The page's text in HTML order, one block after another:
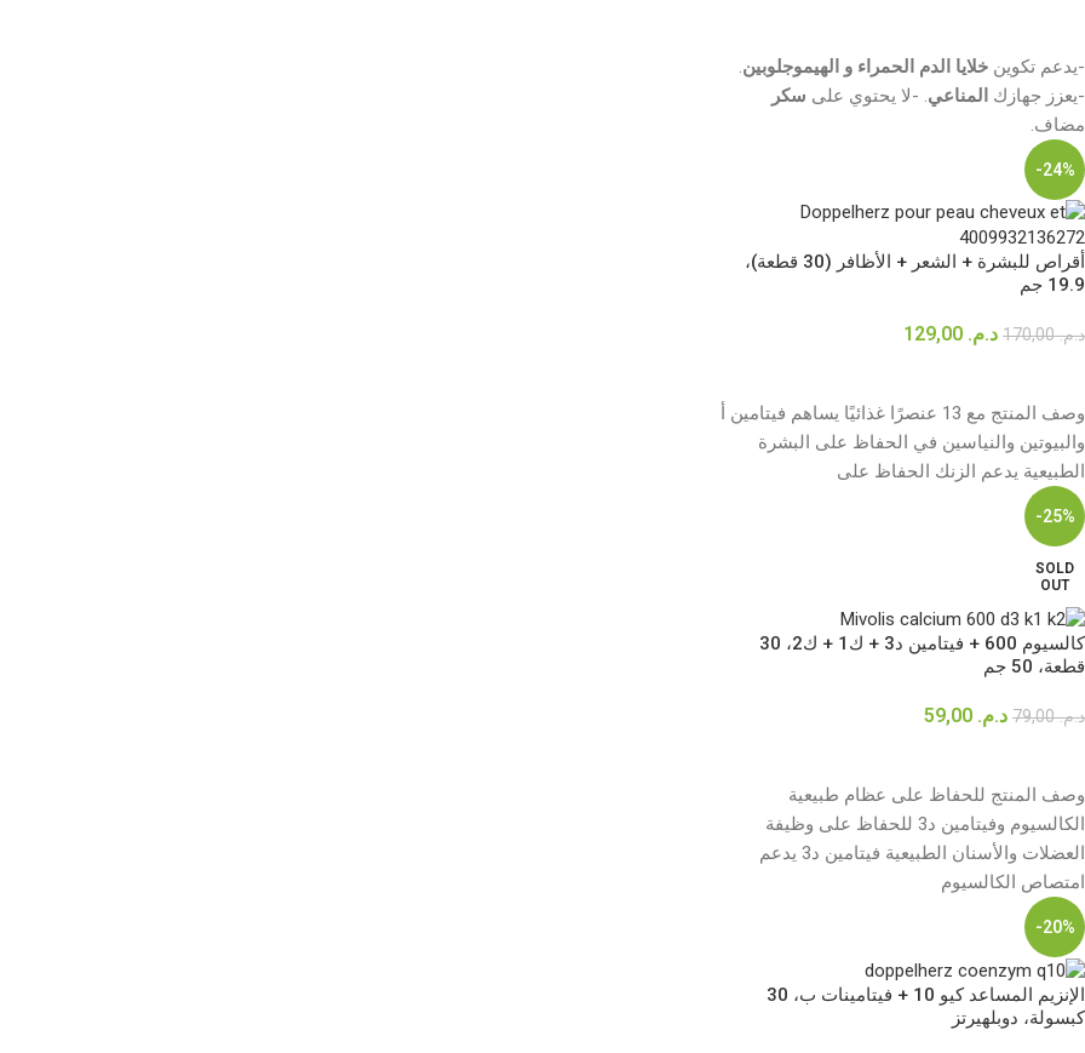
-يدعم تكوين خلايا الدم الحمراء و الهيموجلوبين
-يعزز جهازك المناعي . -لا يحتوي على سكر
مضاف.
-24%
أقراص للبشرة + الشعر + الأظافر (30 قطعة)،
19.9 جم
د.م.170,00 د.م.
وصف المنتج مع 13 عنصرًا غذائيًا يساهم فيتامين أ
والبيوتين والنياسين في الحفاظ على البشرة
الطبيعية يدعم الزنك الحفاظ على
-25%
SOLD
OUT
كالسيوم 600 + فيتامين د3 + ك1 + ك2، 30
قطعة، 50 جم
د.م.79,00 د.م.
وصف المنتج للحفاظ على عظام طبيعية
الكالسيوم وفيتامين د3 للحفاظ على وظيفة
العضلات والأسنان الطبيعية فيتامين د3 يدعم
امتصاص الكالسيوم
-20%
الإنزيم المساعد كيو 10 + فيتامينات ب، 30
كبسولة، دوبلهيرتز